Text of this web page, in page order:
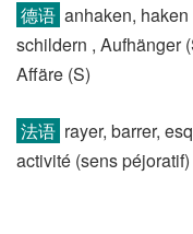
德语 anhaken,
schildern , Aufhänger
Affäre (S)
法语 rayer, barrer,
activité (sens péjoratif)​